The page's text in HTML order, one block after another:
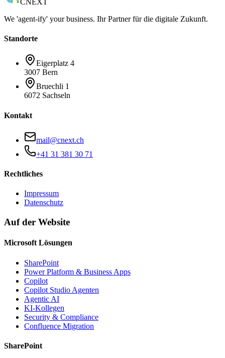
We 'agent-ify' your business. Ihr Partner für die digitale Zukunft.
Standorte
Eigerplatz 4
3007 Bern
Bruechli 1
6072 Sachseln
Kontakt
mail@cnext.ch
+41 31 381 30 71
Rechtliches
Impressum
Datenschutz
Auf der Website
Microsoft Lösungen
SharePoint
Power Platform & Business Apps
Copilot
Copilot Studio Agenten
Agentic AI
KI-Kollegen
Security & Compliance
Confluence Migration
SharePoint